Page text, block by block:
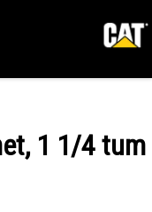
1 1/4 tum